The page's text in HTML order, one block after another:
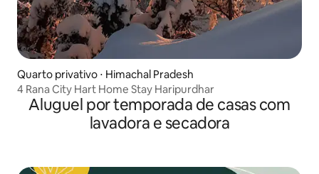
Quarto privativo ⋅ Himachal Pradesh
4 Rana City Hart Home Stay Haripurdhar
Aluguel por temporada de casas com
lavadora e secadora